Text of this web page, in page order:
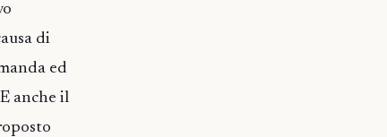
di
ed
anche il